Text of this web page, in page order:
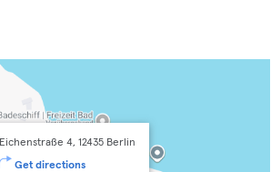
Eichenstraße 4, 12435 Berlin
Get directions